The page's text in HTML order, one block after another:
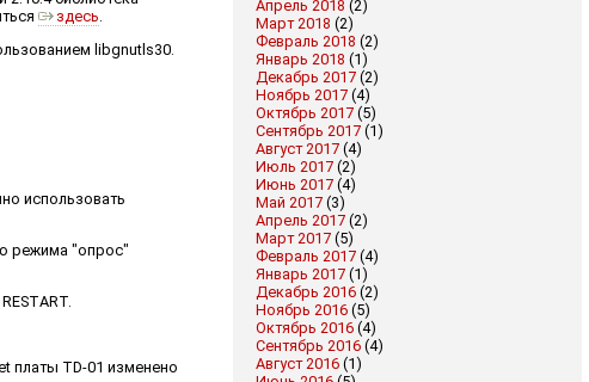
Апрель 2018 (2)
Март 2018 (2)
Февраль 2018 (2)
Январь 2018 (1)
Декабрь 2017 (2)
Ноябрь 2017 (4)
Октябрь 2017 (5)
Сентябрь 2017 (1)
Август 2017 (4)
Июль 2017 (2)
Июнь 2017 (4)
Май 2017 (3)
Апрель 2017 (2)
Март 2017 (5)
Февраль 2017 (4)
Январь 2017 (1)
Декабрь 2016 (2)
Ноябрь 2016 (5)
Октябрь 2016 (4)
Сентябрь 2016 (4)
Август 2016 (1)
здесь.
libgnutls30.
использовать
режима "опрос"
платы TD-01 изменено